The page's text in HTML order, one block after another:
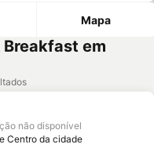
Mapa
Breakfast em
aos favoritos
não disponível
Centro da cidade